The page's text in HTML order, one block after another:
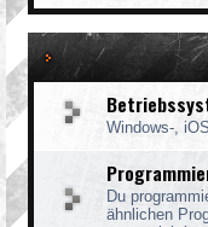
Windows-,
Du
ähnlichen